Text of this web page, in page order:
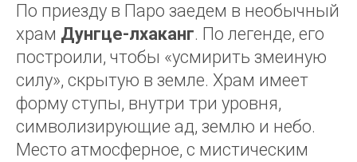
По приезду в Паро заедем в необычный
храм Дунгце-лхаканг. По легенде, его
построили, чтобы «усмирить змеиную
силу», скрытую в земле. Храм имеет
форму ступы, внутри три уровня,
символизирующие ад, землю и небо.
Место атмосферное, с мистическим